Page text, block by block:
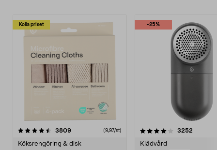
Kolla priset
3809recensioner (9,97/st)
Köksrengöring & disk
-25%
4.0av 5 stjärnor 3252
Klädvård
4.5av 5 stjärnor